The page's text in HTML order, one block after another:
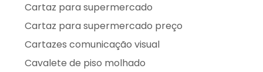
Cartaz para supermercado
Cartaz para supermercado preço
Cartazes comunicação visual
Cavalete de piso molhado